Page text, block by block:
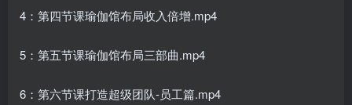
4：第四节课瑜伽馆布局收入倍增.mp4
5：第五节课瑜伽馆布局三部曲.mp4
6：第六节课打造超级团队-员工篇.mp4